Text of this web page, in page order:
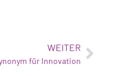
WEITER
für Innovation